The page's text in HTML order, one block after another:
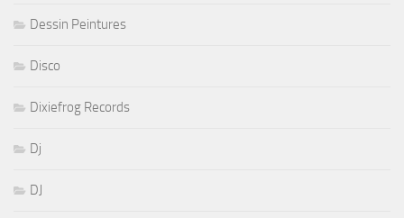
Dessin Peintures
Disco
Dixiefrog Records
Dj
DJ